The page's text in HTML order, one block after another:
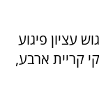
עציון פיגוע
כהן (71), מוותיקי קריית ארבע,